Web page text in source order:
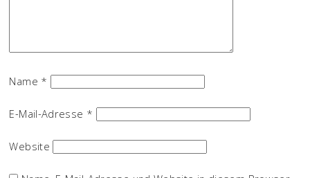
Name *
E-Mail-Adresse *
Website